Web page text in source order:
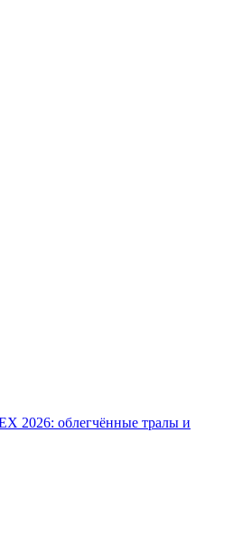
2026: облегчённые тралы и